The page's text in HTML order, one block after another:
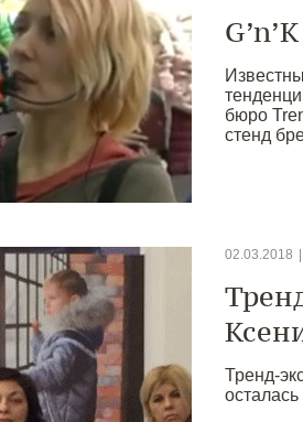
бюро
стенд
02.03.2018
Тренд-